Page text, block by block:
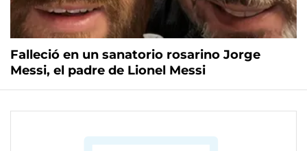
Falleció en un sanatorio rosarino Jorge
Messi, el padre de Lionel Messi